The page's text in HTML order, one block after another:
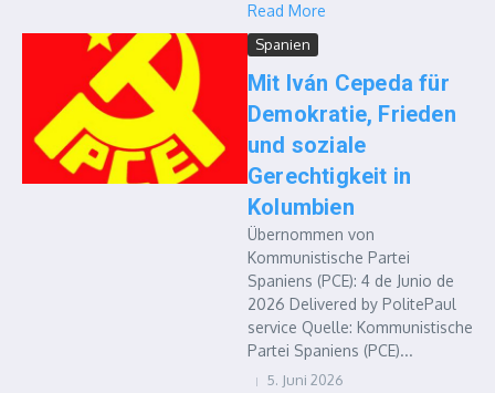
Read More
Spanien
Mit Iván Cepeda für
Demokratie, Frieden
und soziale
Gerechtigkeit in
Kolumbien
Übernommen von
Kommunistische Partei
Spaniens (PCE): 4 de Junio de
2026 Delivered by PolitePaul
service Quelle: Kommunistische
Partei Spaniens (PCE)...
5. Juni 2026